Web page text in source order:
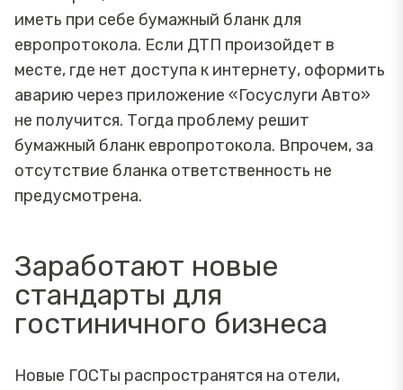
иметь при себе бумажный бланк для
европротокола. Если ДТП произойдет в
месте, где нет доступа к интернету, оформить
аварию через приложение «Госуслуги Авто»
не получится. Тогда проблему решит
бумажный бланк европротокола. Впрочем, за
отсутствие бланка ответственность не
предусмотрена.
Заработают новые
стандарты для
гостиничного бизнеса
Новые ГОСТы распространятся на отели,